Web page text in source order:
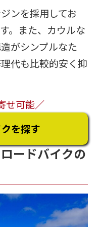
ンを採用してお
。また、カウルな
がシンプルなた
代も比較的安く抑
せ可能／
を探す
ードバイクの